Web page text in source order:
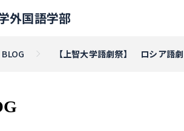
外国語学部
BLOG 【上智大学語劇祭】 ロシア語